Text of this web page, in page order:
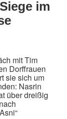
im
mit Tim
Dorffrauen
sie sich um
Nasrin
über dreißig